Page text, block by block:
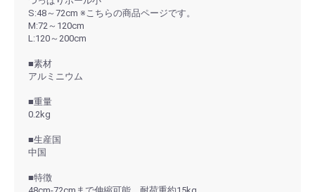
S:48～72cm ※こちらの商品ページです。
M:72～120cm
L:120～200cm
■素材
アルミニウム
■重量
0.2kg
■生産国
中国
■特徴